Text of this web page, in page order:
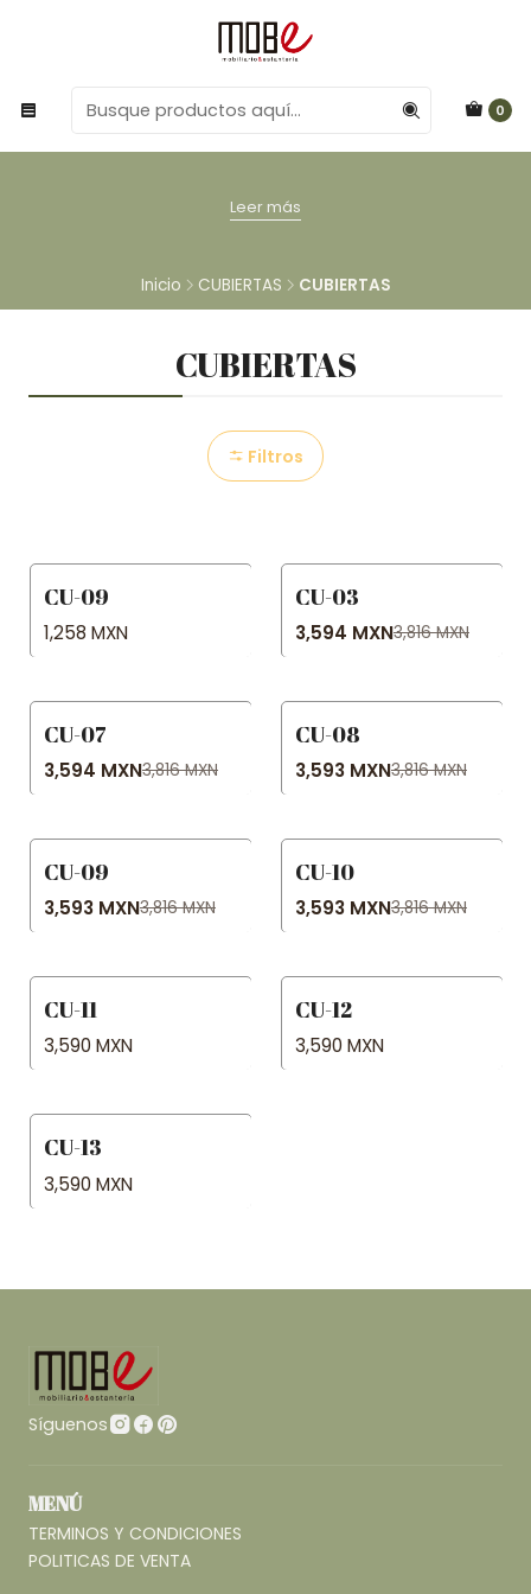
0
Leer más
Inicio CUBIERTAS CUBIERTAS
CUBIERTAS
Filtros
CU-09
1,258 MXN
-6% OFF
CU-03
3,594 MXN3,816 MXN
-6% OFF
CU-07
3,594 MXN3,816 MXN
-6% OFF
CU-08
3,593 MXN3,816 MXN
-6% OFF
CU-09
3,593 MXN3,816 MXN
-6% OFF
CU-10
3,593 MXN3,816 MXN
CU-11
3,590 MXN
CU-12
3,590 MXN
CU-13
3,590 MXN
Síguenos
MENÚ
TERMINOS Y CONDICIONES
POLITICAS DE VENTA